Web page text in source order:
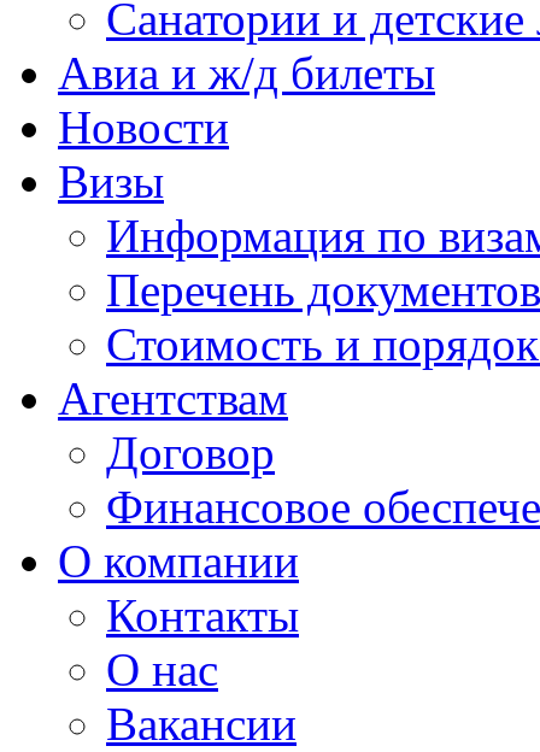
Санатории и детские
Авиа и ж/д билеты
Новости
Визы
Информация по
Перечень
Стоимость и
Агентствам
Договор
Финансовое
О компании
Контакты
О нас
Вакансии